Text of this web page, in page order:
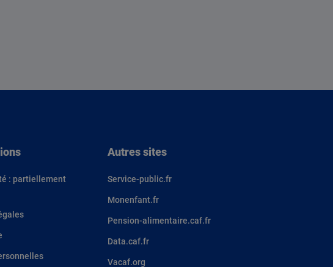
: partiellement
Autres sites
Service-public.fr
Monenfant.fr
Pension-alimentaire.caf.fr
Data.caf.fr
Vacaf.org